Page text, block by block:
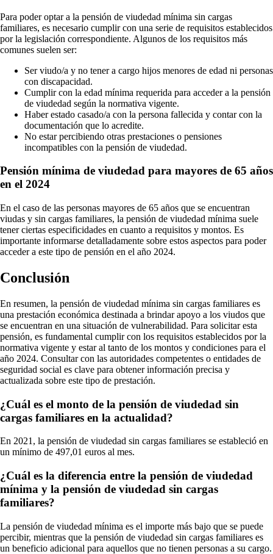
Para poder optar a la pensión de viudedad mínima sin cargas
familiares, es necesario cumplir con una serie de requisitos establecidos
por la legislación correspondiente. Algunos de los requisitos más
comunes suelen ser:
Ser viudo/a y no tener a cargo hijos menores de edad ni personas
con discapacidad.
Cumplir con la edad mínima requerida para acceder a la pensión
de viudedad según la normativa vigente.
Haber estado casado/a con la persona fallecida y contar con la
documentación que lo acredite.
No estar percibiendo otras prestaciones o pensiones
incompatibles con la pensión de viudedad.
Pensión mínima de viudedad para mayores de 65 años
en el 2024
En el caso de las personas mayores de 65 años que se encuentran
viudas y sin cargas familiares, la pensión de viudedad mínima suele
tener ciertas especificidades en cuanto a requisitos y montos. Es
importante informarse detalladamente sobre estos aspectos para poder
acceder a este tipo de pensión en el año 2024.
Conclusión
En resumen, la pensión de viudedad mínima sin cargas familiares es
una prestación económica destinada a brindar apoyo a los viudos que
se encuentran en una situación de vulnerabilidad. Para solicitar esta
pensión, es fundamental cumplir con los requisitos establecidos por la
normativa vigente y estar al tanto de los montos y condiciones para el
año 2024. Consultar con las autoridades competentes o entidades de
seguridad social es clave para obtener información precisa y
actualizada sobre este tipo de prestación.
¿Cuál es el monto de la pensión de viudedad sin
cargas familiares en la actualidad?
En 2021, la pensión de viudedad sin cargas familiares se estableció en
un mínimo de 497,01 euros al mes.
¿Cuál es la diferencia entre la pensión de viudedad
mínima y la pensión de viudedad sin cargas
familiares?
La pensión de viudedad mínima es el importe más bajo que se puede
percibir, mientras que la pensión de viudedad sin cargas familiares es
un beneficio adicional para aquellos que no tienen personas a su cargo.